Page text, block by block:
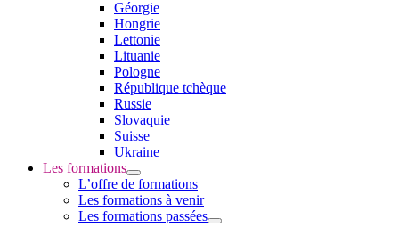
Géorgie
Hongrie
Lettonie
Lituanie
Pologne
République tchèque
Russie
Slovaquie
Suisse
Ukraine
Les formations
L’offre de formations
Les formations à venir
Les formations passées